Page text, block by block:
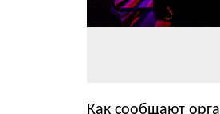
Как сообщают